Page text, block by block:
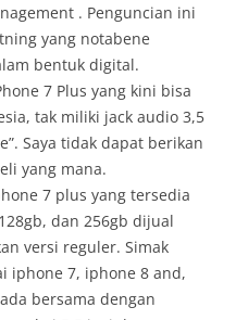
. Penguncian ini
yang notabene
bentuk digital.
7 Plus yang kini bisa
tak miliki jack audio 3,5
Saya tidak dapat berikan
yang mana.
7 plus yang tersedia
dan 256gb dijual
versi reguler. Simak
iphone 7, iphone 8 and,
bersama dengan